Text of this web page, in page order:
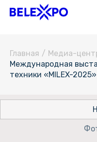
Главная / Медиа-
Международная
техники «MILEX-